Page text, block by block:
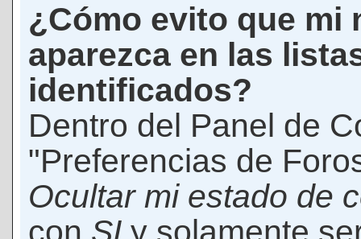
¿Cómo evito que mi
aparezca en las
identificados?
Dentro del Panel de
"Preferencias de
Ocultar mi estado de